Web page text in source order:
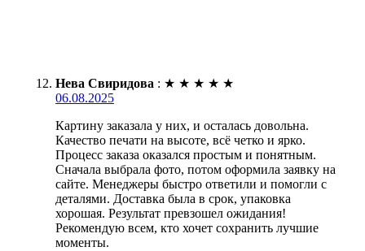
Нева Свиридова : ★ ★ ★ ★ ★
06.08.2025
Картину заказала у них, и осталась довольна.
Качество печати на высоте, всё четко и ярко.
Процесс заказа оказался простым и понятным.
Сначала выбрала фото, потом оформила заявку на
сайте. Менеджеры быстро ответили и помогли с
деталями. Доставка была в срок, упаковка
хорошая. Результат превзошел ожидания!
Рекомендую всем, кто хочет сохранить лучшие
моменты.